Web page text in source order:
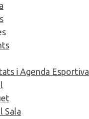
i Agenda Esportiva
Sala